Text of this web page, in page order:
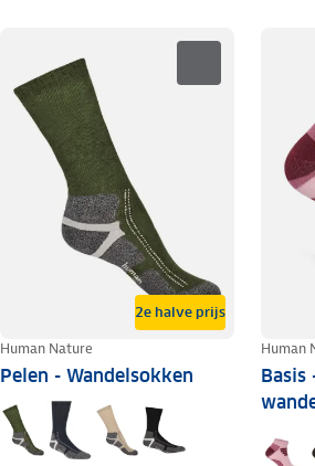
2e halve prijs
Human Nature
Pelen - Wandelsokken
Human
Basis